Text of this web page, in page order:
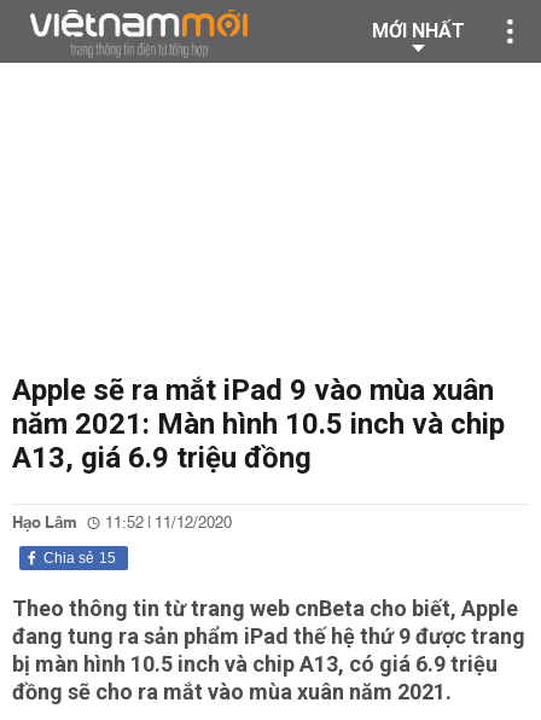
MỚI NHẤT
Apple sẽ ra mắt iPad 9 vào mùa xuân
năm 2021: Màn hình 10.5 inch và chip
A13, giá 6.9 triệu đồng
Hạo Lâm 11:52 | 11/12/2020
15
Chia sẻ
Theo thông tin từ trang web cnBeta cho biết, Apple
đang tung ra sản phẩm iPad thế hệ thứ 9 được trang
bị màn hình 10.5 inch và chip A13, có giá 6.9 triệu
đồng sẽ cho ra mắt vào mùa xuân năm 2021.